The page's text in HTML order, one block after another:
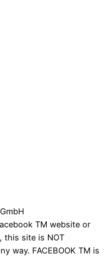
TM website or
this site is NOT
way. FACEBOOK TM is